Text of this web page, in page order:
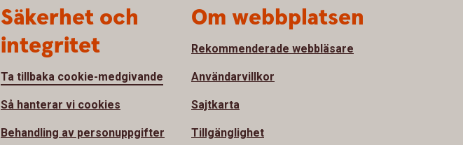
Säkerhet och
integritet
Ta tillbaka cookie-medgivande
Så hanterar vi cookies
Behandling av personuppgifter
Om webbplatsen
Rekommenderade webbläsare
Användarvillkor
Sajtkarta
Tillgänglighet